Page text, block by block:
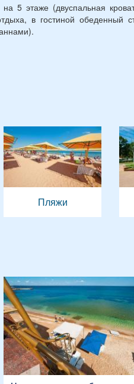
5 этаже (двуспальная
в гостиной обеденный
ваннами).
Пляжи